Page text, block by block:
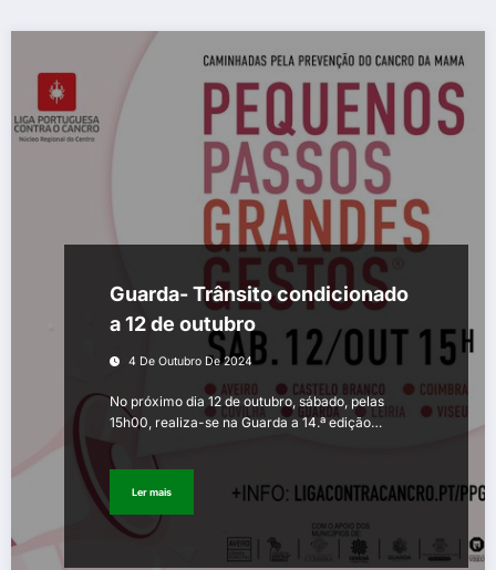
Guarda- Trânsito condicionado
a 12 de outubro
4 De Outubro De 2024
No próximo dia 12 de outubro, sábado, pelas
15h00, realiza-se na Guarda a 14.ª edição…
Ler mais